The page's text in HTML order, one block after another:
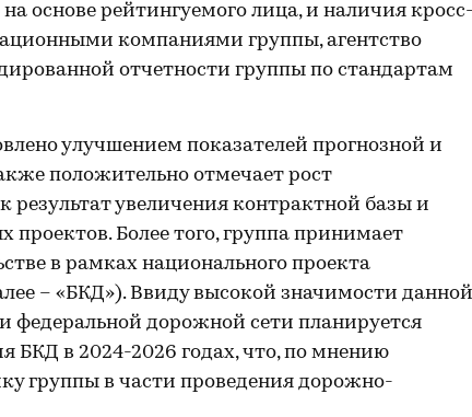
основе рейтингуемого лица, и наличия
компаниями группы, агентство
отчетности группы по стандартам
улучшением показателей прогнозной и
положительно отмечает рост
увеличения контрактной базы и
Более того, группа принимает
в рамках национального проекта
– «БКД»). Ввиду высокой значимости данной
федеральной дорожной сети планируется
БКД в 2024-2026 годах, что, по мнению
группы в части проведения дорожно-